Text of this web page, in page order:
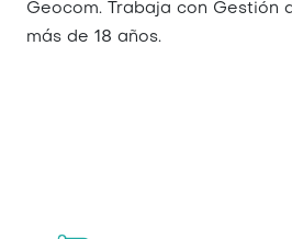
Geocom. Trabaja con Gestión
más de 18 años.